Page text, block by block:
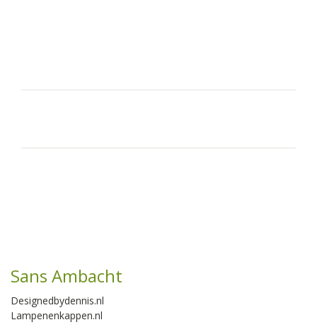
Sans Ambacht
Designedbydennis.nl
Lampenenkappen.nl